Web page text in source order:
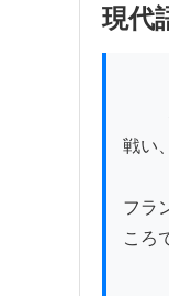
現代
戦い
フラ
ころ